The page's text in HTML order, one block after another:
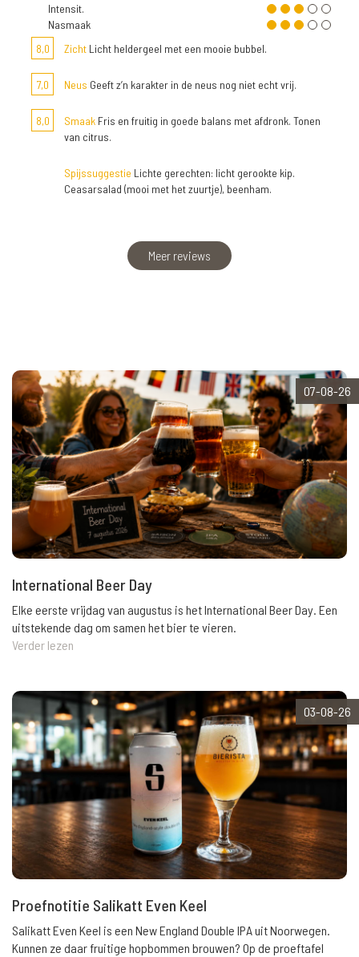
Intensit.
Nasmaak
8,0
Zicht Licht heldergeel met een mooie bubbel.
7,0 Neus Geeft z’n karakter in de neus nog niet echt vrij.
8,0 Smaak Fris en fruitig in goede balans met afdronk. Tonen
van citrus.
Spijssuggestie Lichte gerechten: licht gerookte kip.
Ceasarsalad (mooi met het zuurtje), beenham.
Meer reviews
07-08-26
International Beer Day
Elke eerste vrijdag van augustus is het International Beer Day. Een
uitstekende dag om samen het bier te vieren.
Verder lezen
03-08-26
Proefnotitie Salikatt Even Keel
Salikatt Even Keel is een New England Double IPA uit Noorwegen.
Kunnen ze daar fruitige hopbommen brouwen? Op de proeftafel